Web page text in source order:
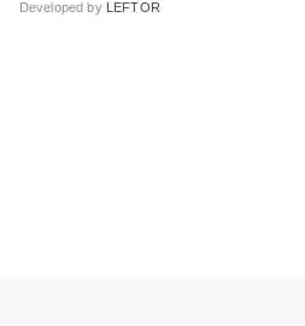
Developed by
LEFTOR